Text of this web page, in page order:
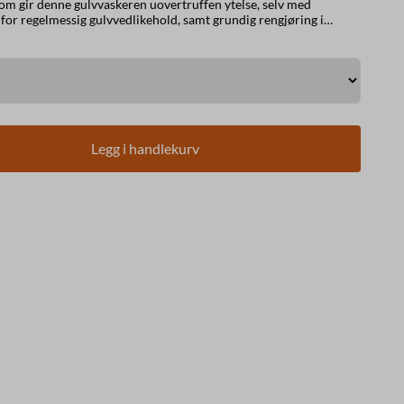
gir denne gulvvaskeren uovertruffen ytelse, selv med
Legg i handlekurv